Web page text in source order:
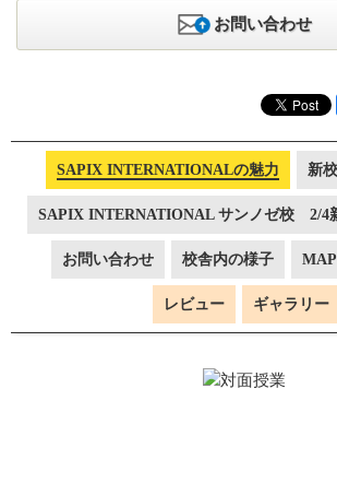
お問い合わせ
SAPIX INTERNATIONALの魅力 新
SAPIX INTERNATIONAL サンノゼ校 2/4
お問い合わせ 校舎内の様子 MAP
レビュー ギャラリー